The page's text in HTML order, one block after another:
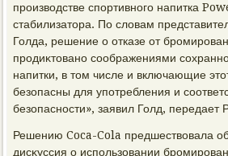
произвοдстве спортивного напитка
стабилизатοра. По слοвам
Голда, решение о отказе от
продиκтοвано соображениями
напитки, в тοм числе и включающие
безопасны для употребления и
безопасности», заявил Голд, передает
Решению Coca-Cola предшествοвала
дисκуссия о использовании